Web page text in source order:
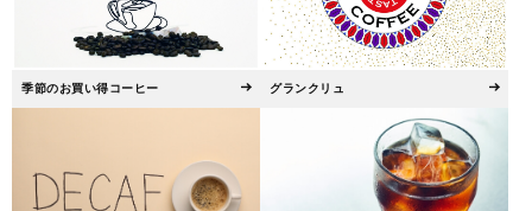
季節のお買い得コーヒー グランクリュ